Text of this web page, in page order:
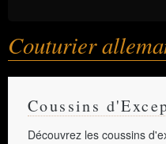
Couturier
Coussins
Découvrez les coussins